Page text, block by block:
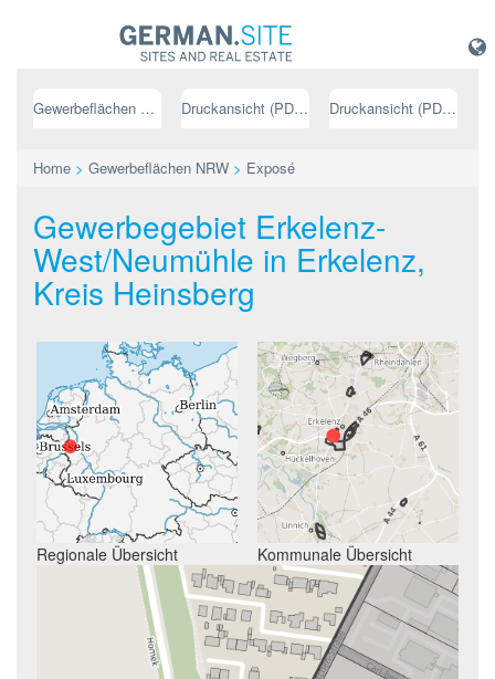
Gewerbeflächen NRW Druckansicht (PDF) // deutsch Druckansicht (PDF) // englisch
Home > Gewerbeflächen NRW > Exposé
Gewerbegebiet Erkelenz-
West/Neumühle in Erkelenz,
Kreis Heinsberg
Regionale Übersicht Kommunale Übersicht